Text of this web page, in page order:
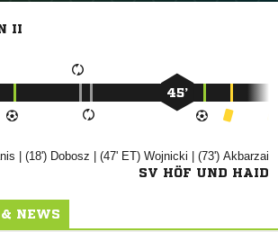
II
45’
| (18')  | (47' ET)  | (73') 
SV HÖF UND HAID
NEWS